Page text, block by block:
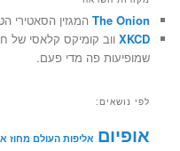
The Onion המגזין הסאטירי
XKCD ווב קומיקס קלאסי של
שמופיעות פה מדי פעם.
לפי נושאים:
אופיום אליפות העולם מחוז